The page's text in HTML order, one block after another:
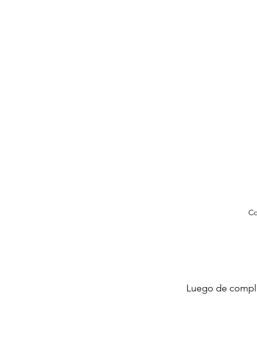
Luego de